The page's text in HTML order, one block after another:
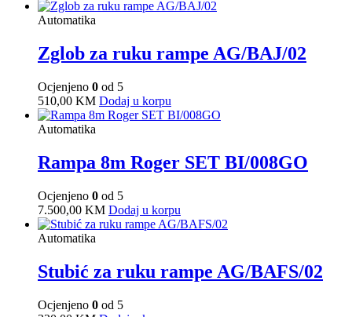
Automatika
Zglob za ruku rampe AG/BAJ/02
Ocjenjeno 0 od 5
510,00 KM Dodaj u korpu
Automatika
Rampa 8m Roger SET BI/008GO
Ocjenjeno 0 od 5
7.500,00 KM Dodaj u korpu
Automatika
Stubić za ruku rampe AG/BAFS/02
Ocjenjeno 0 od 5